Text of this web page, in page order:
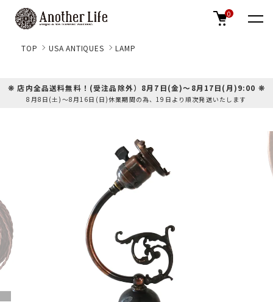
0
TOP USA ANTIQUES LAMP
❊ 店内全品送料無料！(受注品除外）8月7日(金)～8月17日(月)9:00 ❊
8月8日(土)～8月16日(日)休業期間の為、19日より順次発送いたします